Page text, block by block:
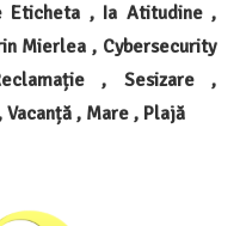
Eticheta , Ia Atitudine ,
Mierlea , Cybersecurity
, Sesizare ,
, Mare , Plajă